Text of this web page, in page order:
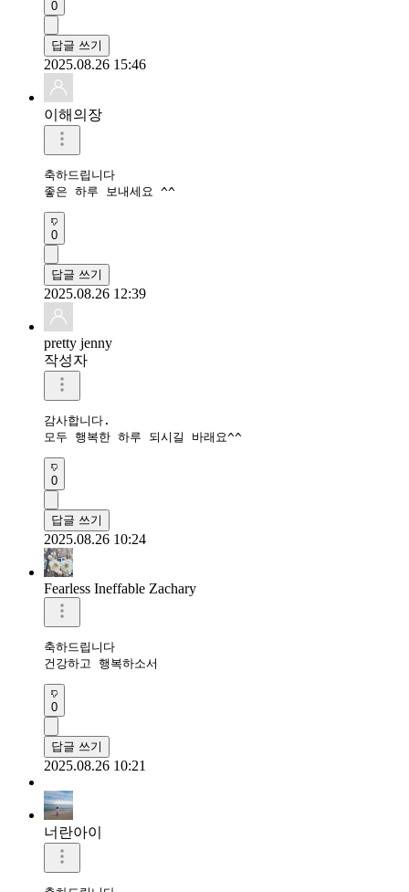
0
답글 쓰기
2025.08.26 15:46
이해의장
축하드립니다
좋은 하루 보내세요 ^^
0
답글 쓰기
2025.08.26 12:39
pretty jenny
작성자
감사합니다.
모두 행복한 하루 되시길 바래요^^
0
답글 쓰기
2025.08.26 10:24
Fearless Ineffable Zachary
축하드립니다
건강하고 행복하소서
0
답글 쓰기
2025.08.26 10:21
너란아이